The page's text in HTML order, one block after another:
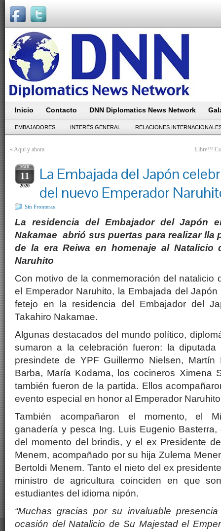
Inicio Contacto DNN Diplomatics News Network
EMBAJADORES INTERÉS GENERAL RELACIONES
«Aquí y ahora Libre!!!
MAR
11
2020
La Embajada del Japón
del nuevo Emperador
Sin Fronteras
La residencia del Embajador del Japón
Nakamae abrió sus puertas para realizar lla
de la era Reiwa en homenaje al Natalicio
Naruhito
Con motivo de la conmemoración del natalicio
el Emperador Naruhito, la Embajada del
fetejo en la residencia del Embajador del
Takahiro Nakamae.
Algunas destacados del mundo político,
sumaron a la celebración fueron: la diputada
presindete de YPF Guillermo Nielsen, Martín
Barba, María Kodama, los cocineros Ximena
también fueron de la partida. Ellos
evento especial en honor al Emperador
También acompañaron el momento, el
ganadería y pesca Ing. Luis Eugenio
del momento del brindis, y el ex Presidente
Menem, acompañado por su hija Zulema
Bertoldi Menem. Tanto el nieto del ex
ministro de agricultura coinciden en que
estudiantes del idioma nipón.
“Muchas gracias por su invaluable
ocasión del Natalicio de Su Majestad el